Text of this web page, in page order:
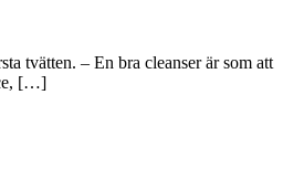
tvätten. – En bra cleanser är som att
[…]